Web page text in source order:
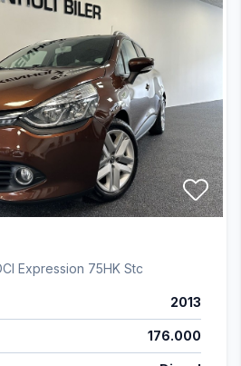
Expression 75HK Stc
2013
176.000